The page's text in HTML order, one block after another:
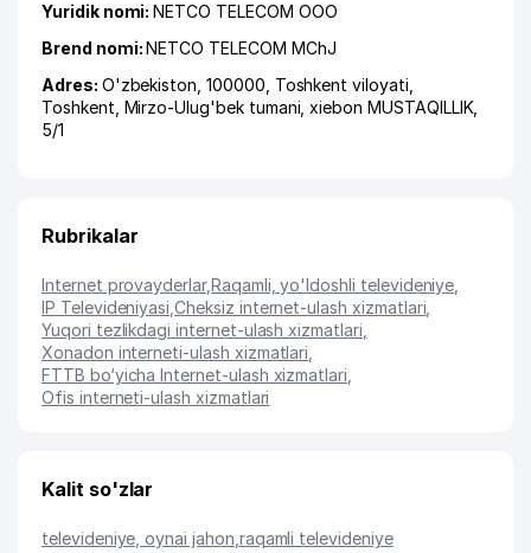
Yuridik nomi:NETCO TELECOM ООО
Brend nomi:NETCO TELECOM MChJ
Adres: O'zbekiston, 100000, Toshkent viloyati
Toshkent Mirzo-Ulug'bek tumani ,xiеbon MUSTAQILLIK,
5/1
Rubrikalar
Internet provayderlar,Raqamli, yo'ldoshli televideniye
IP Televideniyasi ,Cheksiz internet-ulash xizmatlari
Yuqori tezlikdagi internet-ulash xizmatlari
Xonadon interneti-ulash xizmatlari
FTTB bo‘yicha Internet-ulash xizmatlari
Ofis interneti-ulash xizmatlari
Kalit so'zlar
televideniye, oynai jahon raqamli televideniye